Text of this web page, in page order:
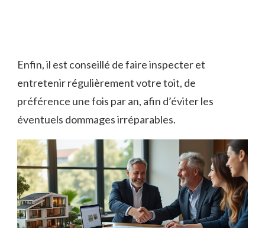
Enfin, il est conseillé de faire inspecter et
entretenir régulièrement votre toit, de
préférence une fois par an, afin d’éviter les
éventuels dommages irréparables.